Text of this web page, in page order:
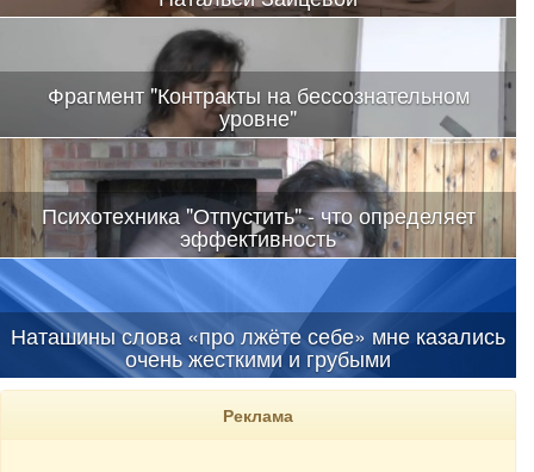
Положено начало открытому вручению магических
психотехник.
Фрагмент "Контракты на бессознательном
уровне"
В полном объеме все техники влияния на разных уровнях, в
том числе и жесткого, на аудиторию выданы впервые
Психотехника "Отпустить" - что определяет
эффективность
Наташины слова «про лжёте себе» мне казались
очень жесткими и грубыми
Реклама